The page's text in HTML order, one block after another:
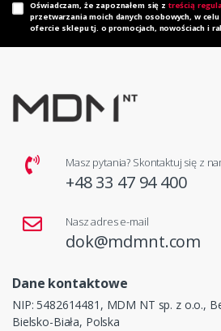
Oświadczam, że zapoznałem się z treścią
przetwarzania moich danych osobowych, w
ofercie sklepu tj. o promocjach, nowościach i
Masz pytania? Skontaktuj się z
+48 33 47 94 400
Nasz adres e-mail
dok@mdmnt.com
Dane kontaktowe
NIP: 5482614481, MDM NT sp. z o.o.,
Bielsko-Biała, Polska